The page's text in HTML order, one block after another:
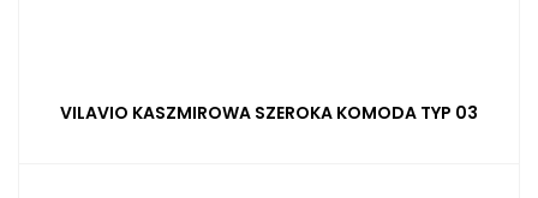
VILAVIO KASZMIROWA SZEROKA KOMODA TYP 03